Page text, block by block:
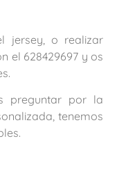
jersey, o realizar
el 628429697 y os
preguntar por la
tenemos